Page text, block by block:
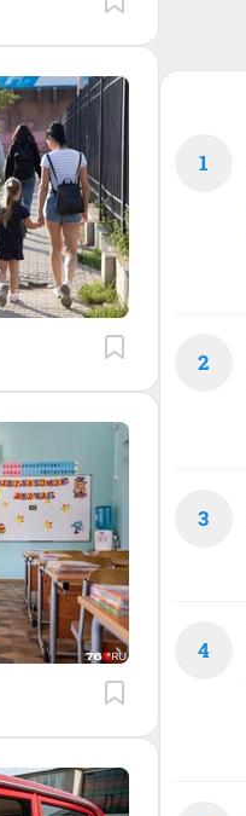
1
2
3
4